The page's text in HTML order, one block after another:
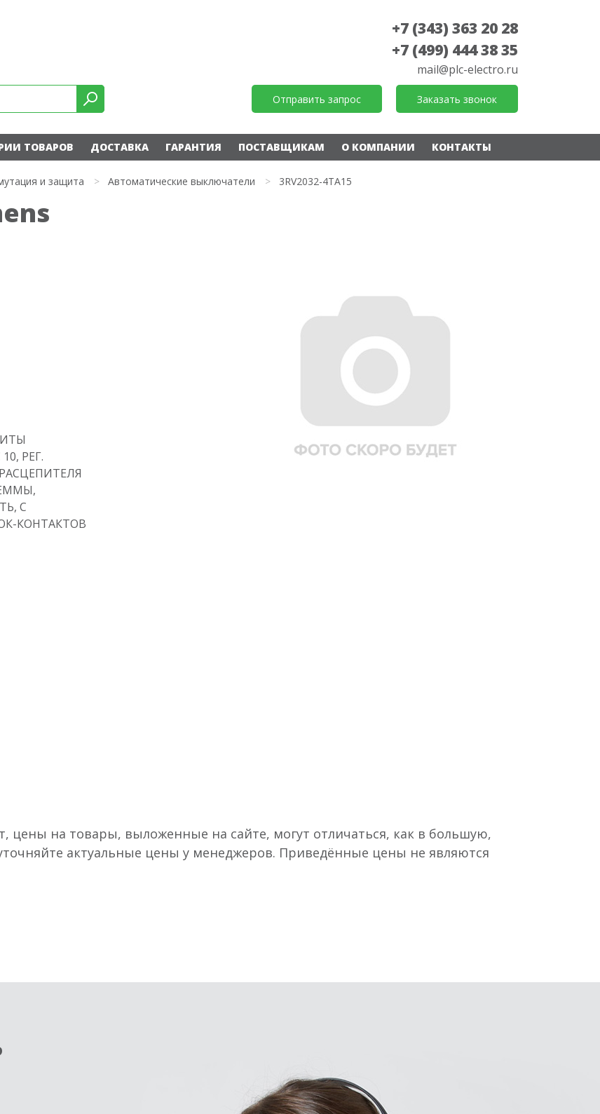
+7 (343) 363 20 28
+7 (499) 444 38 35
mail@plc-electro.ru
Отправить запрос Заказать звонок
ТОВАРОВ ДОСТАВКА ГАРАНТИЯ ПОСТАВЩИКАМ О КОМПАНИИ КОНТАКТЫ
и защита > Автоматические выключатели > 3RV2032-4TA15
РЕГ.
С
КОНТАКТОВ
цены на товары, выложенные на сайте, могут отличаться, как в большую,
актуальные цены у менеджеров. Приведённые цены не являются